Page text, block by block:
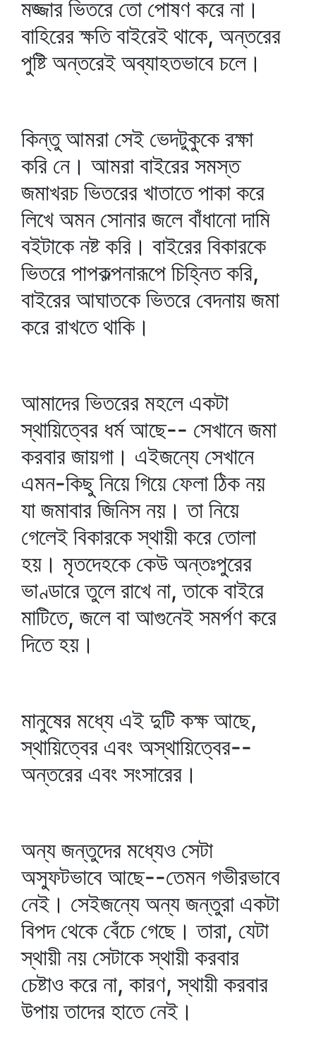
মজ্জার ভিতরে তো পোষণ করে না।
বাহিরের ক্ষতি বাইরেই থাকে, অন্তরের
পুষ্টি অন্তরেই অব্যাহতভাবে চলে।
কিন্তু আমরা সেই ভেদটুকুকে রক্ষা
করি নে। আমরা বাইরের সমস্ত
জমাখরচ ভিতরের খাতাতে পাকা করে
লিখে অমন সোনার জলে বাঁধানো দামি
বইটাকে নষ্ট করি। বাইরের বিকারকে
ভিতরে পাপকল্পনারূপে চিহ্নিত করি,
বাইরের আঘাতকে ভিতরে বেদনায় জমা
করে রাখতে থাকি।
আমাদের ভিতরের মহলে একটা
স্থায়িত্বের ধর্ম আছে-- সেখানে জমা
করবার জায়গা। এইজন্যে সেখানে
এমন-কিছু নিয়ে গিয়ে ফেলা ঠিক নয়
যা জমাবার জিনিস নয়। তা নিয়ে
গেলেই বিকারকে স্থায়ী করে তোলা
হয়। মৃতদেহকে কেউ অন্তঃপুরের
ভাণ্ডারে তুলে রাখে না, তাকে বাইরে
মাটিতে, জলে বা আগুনেই সমর্পণ করে
দিতে হয়।
মানুষের মধ্যে এই দুটি কক্ষ আছে,
স্থায়িত্বের এবং অস্থায়িত্বের--
অন্তরের এবং সংসারের।
অন্য জন্তুদের মধ্যেও সেটা
অস্ফুটভাবে আছে--তেমন গভীরভাবে
নেই। সেইজন্যে অন্য জন্তুরা একটা
বিপদ থেকে বেঁচে গেছে। তারা, যেটা
স্থায়ী নয় সেটাকে স্থায়ী করবার
চেষ্টাও করে না, কারণ, স্থায়ী করবার
উপায় তাদের হাতে নেই।